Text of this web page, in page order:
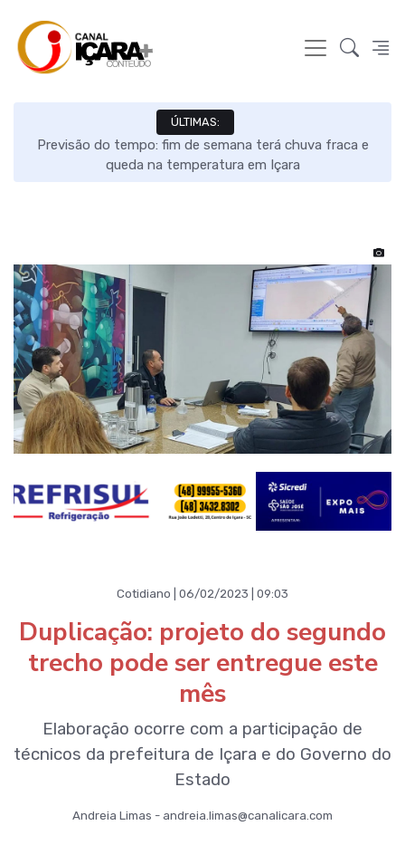
ÚLTIMAS:
Previsão do tempo: fim de semana terá chuva fraca e
queda na temperatura em Içara
Cotidiano | 06/02/2023 | 09:03
Duplicação: projeto do segundo
trecho pode ser entregue este
mês
Elaboração ocorre com a participação de
técnicos da prefeitura de Içara e do Governo do
Estado
Andreia Limas - andreia.limas@canalicara.com